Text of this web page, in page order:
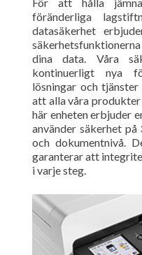
föränderliga
datasäkerhet
dina data. Våra
kontinuerligt nya
lösningar och
att alla våra produkter
här enheten erbjuder
använder säkerhet på
och dokumentnivå.
garanterar att
i varje steg.